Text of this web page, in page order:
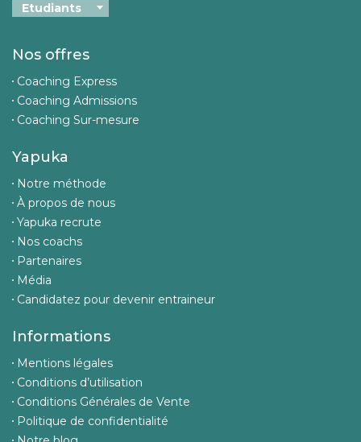
Nos offres
Coaching Express
Coaching Admissions
Coaching Sur-mesure
Yapuka
Notre méthode
À propos de nous
Yapuka recrute
Nos coachs
Partenaires
Média
Candidatez pour devenir entraineur
Informations
Mentions légales
Conditions d’utilisation
Conditions Générales de Vente
Politique de confidentialité